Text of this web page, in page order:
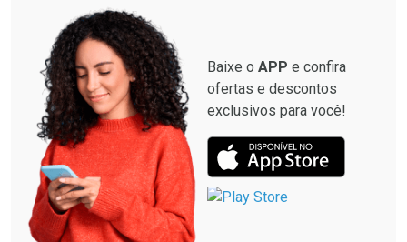
Baixe o APP e confira
ofertas e descontos
exclusivos para você!